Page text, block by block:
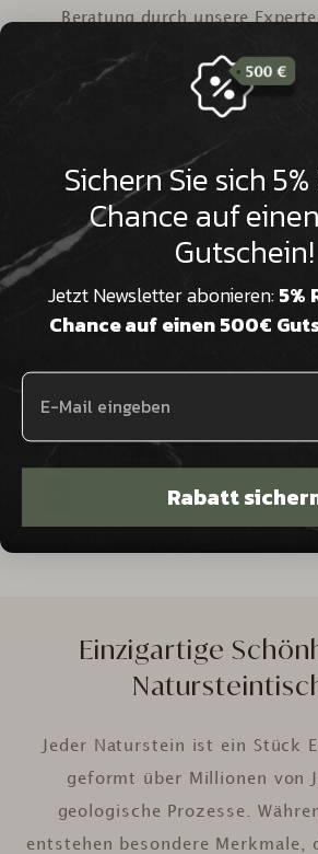
Beratung durch unsere
Natursteine sind reine
Naturprodukte und
nachhaltig und lokal
alte Natursteine aus
Wir sind
dritter Generation und
Einzigartige
Jeder Naturstein ist ein Stück
geformt über Millionen von
geologische Prozesse.
entstehen besondere Merkmale,
Sichern Sie sich
Chance auf
Gutschein!
Jetzt Newsletter abonieren:5%
Chance auf einen 500€
Rabatt